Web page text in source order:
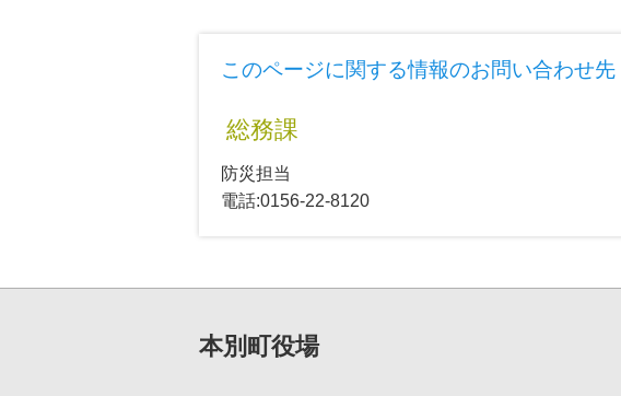
このページに関する情報のお問い合わせ先
総務課
防災担当
電話:0156-22-8120
本別町役場